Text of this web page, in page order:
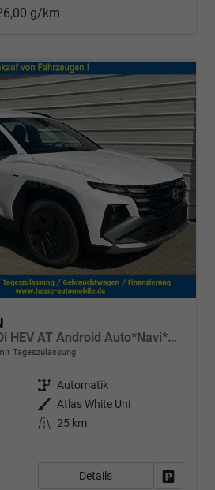
g/km
Black Line 1.6 T-GDi HEV AT Android Auto*Navi*SHZ*Kamera*2Z Klimaauto*
Tageszulassung
Getriebe Automatik
Außenfarbe
Atlas White Uni
Kilometerstand
25 km
Details